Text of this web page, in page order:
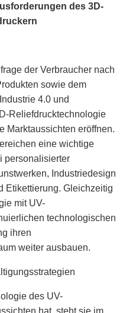
des 3D-
der Verbraucher nach
sowie dem
4.0 und
Reliefdrucktechnologie
Marktaussichten eröffnen.
eine wichtige
personalisierter
Industriedesign
Etikettierung. Gleichzeitig
mit UV-
technologischen
ihren
weiter ausbauen.
des UV-
hat, steht sie im